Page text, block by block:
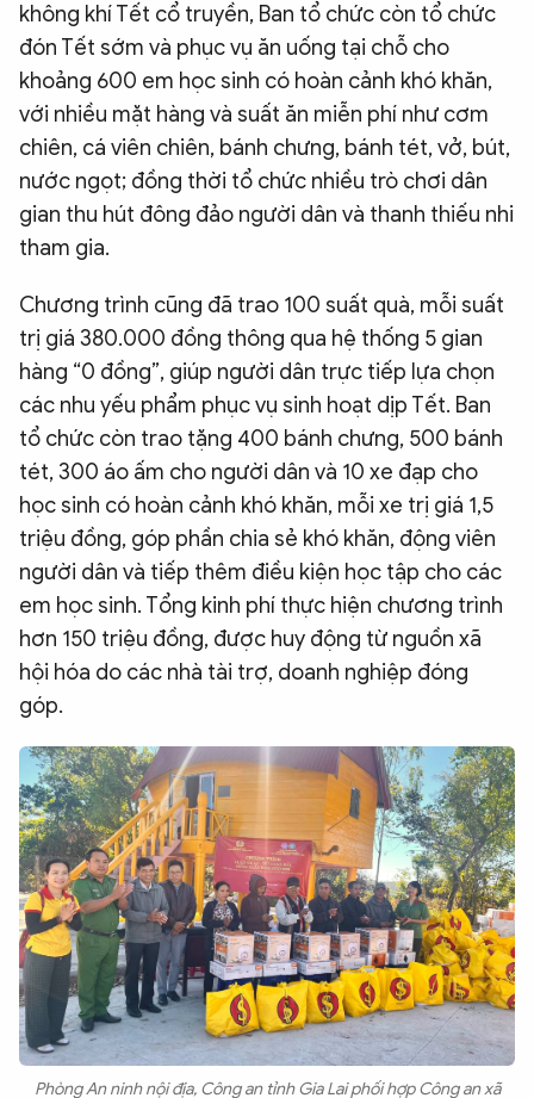
không khí Tết cổ truyền, Ban tổ chức còn tổ chức
đón Tết sớm và phục vụ ăn uống tại chỗ cho
khoảng 600 em học sinh có hoàn cảnh khó khăn,
với nhiều mặt hàng và suất ăn miễn phí như cơm
chiên, cá viên chiên, bánh chưng, bánh tét, vở, bút,
nước ngọt; đồng thời tổ chức nhiều trò chơi dân
gian thu hút đông đảo người dân và thanh thiếu nhi
tham gia.
Chương trình cũng đã trao 100 suất quà, mỗi suất
trị giá 380.000 đồng thông qua hệ thống 5 gian
hàng “0 đồng”, giúp người dân trực tiếp lựa chọn
các nhu yếu phẩm phục vụ sinh hoạt dịp Tết. Ban
tổ chức còn trao tặng 400 bánh chưng, 500 bánh
tét, 300 áo ấm cho người dân và 10 xe đạp cho
học sinh có hoàn cảnh khó khăn, mỗi xe trị giá 1,5
triệu đồng, góp phần chia sẻ khó khăn, động viên
người dân và tiếp thêm điều kiện học tập cho các
em học sinh. Tổng kinh phí thực hiện chương trình
hơn 150 triệu đồng, được huy động từ nguồn xã
hội hóa do các nhà tài trợ, doanh nghiệp đóng
góp.
Phòng An ninh nội địa, Công an tỉnh Gia Lai phối hợp Công an xã